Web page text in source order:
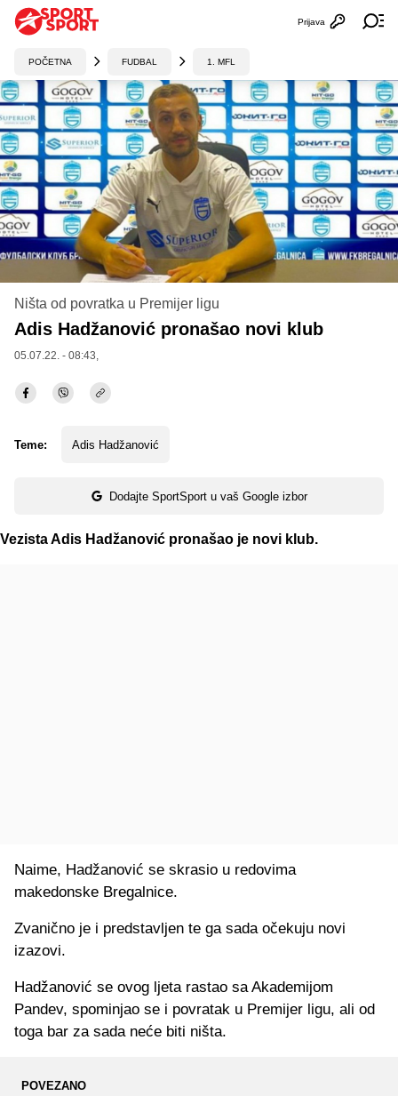
Otvori
Prijava
POČETNA FUDBAL 1. MFL
Ništa od povratka u Premijer ligu
Adis Hadžanović pronašao novi klub
05.07.22. - 08:43,
Teme: Adis Hadžanović
Dodajte SportSport u vaš Google izbor
Vezista Adis Hadžanović pronašao je novi klub.
Naime, Hadžanović se skrasio u redovima
makedonske Bregalnice.
Zvanično je i predstavljen te ga sada očekuju novi
izazovi.
Hadžanović se ovog ljeta rastao sa Akademijom
Pandev, spominjao se i povratak u Premijer ligu, ali od
toga bar za sada neće biti ništa.
POVEZANO